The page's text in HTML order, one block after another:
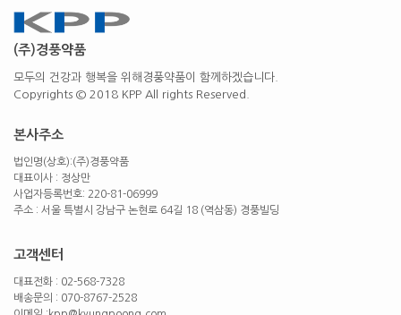
(주)경풍약품
모두의 건강과 행복을 위해경풍약품이 함께하겠습니다.
Copyrights © 2018 KPP All rights Reserved.
본사주소
법인명(상호):(주)경풍약품
대표이사 : 정상만
사업자등록번호: 220-81-06999
주소 : 서울 특별시 강남구 논현로 64길 18 (역삼동) 경풍빌딩
고객센터
대표전화 : 02-568-7328
배송문의 : 070-8767-2528